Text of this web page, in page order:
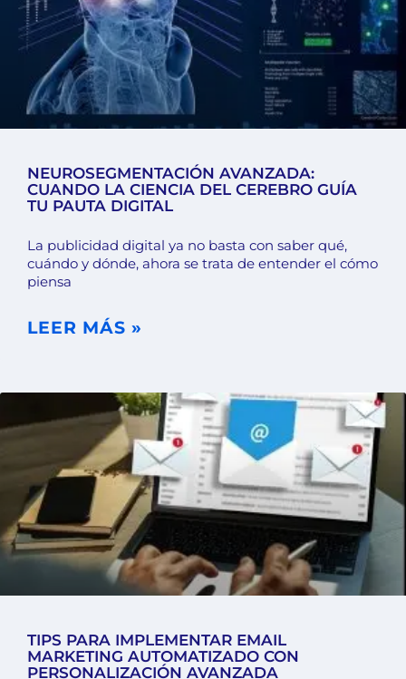
NEUROSEGMENTACIÓN AVANZADA:
CUANDO LA CIENCIA DEL CEREBRO GUÍA
TU PAUTA DIGITAL
La publicidad digital ya no basta con saber qué,
cuándo y dónde, ahora se trata de entender el cómo
piensa
LEER MÁS »
TIPS PARA IMPLEMENTAR EMAIL
MARKETING AUTOMATIZADO CON
PERSONALIZACIÓN AVANZADA